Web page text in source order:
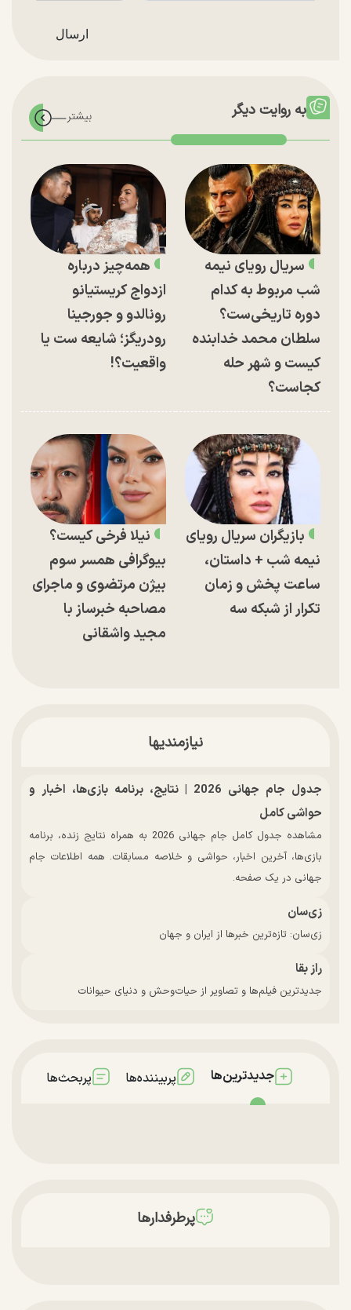
به روایت دیگر
سریال رویای نیمه
شب مربوط به کدام
دوره تاریخی‌ست؟
سلطان محمد خدابنده
کیست و شهر حله
کجاست؟
همه‌چیز درباره
ازدواج کریستیانو
رونالدو و جورجینا
رودریگز؛ شایعه ست یا
واقعیت؟!
بازیگران سریال رویای
نیمه شب + داستان،
ساعت پخش و زمان
تکرار از شبکه سه
نیلا فرخی کیست؟
بیوگرافی همسر سوم
بیژن مرتضوی و ماجرای
مصاحبه خبرساز با
مجید واشقانی
نیازمندیها
جدول جام جهانی 2026 | نتایج، برنامه بازی‌ها، اخبار و
حواشی کامل
مشاهده جدول کامل جام جهانی 2026 به همراه نتایج زنده، برنامه
بازی‌ها، آخرین اخبار، حواشی و خلاصه مسابقات. همه اطلاعات جام
جهانی در یک صفحه.
زی‌سان
زی‌سان: تازه‌ترین خبرها از ایران و جهان
راز بقا
جدیدترین فیلم‌ها و تصاویر از حیات‌وحش و دنیای حیوانات
جدیدترین‌ها پربیننده‌ها پربحث‌ها
پرطرفدارها